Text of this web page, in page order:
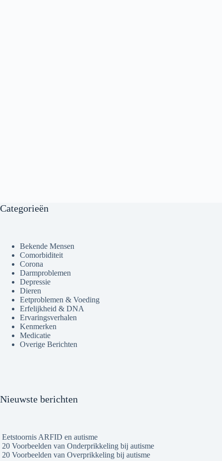
Categorieën
Bekende Mensen
Comorbiditeit
Corona
Darmproblemen
Depressie
Dieren
Eetproblemen & Voeding
Erfelijkheid & DNA
Ervaringsverhalen
Kenmerken
Medicatie
Overige Berichten
Nieuwste berichten
Eetstoornis ARFID en autisme
20 Voorbeelden van Onderprikkeling bij autisme
20 Voorbeelden van Overprikkeling bij autisme